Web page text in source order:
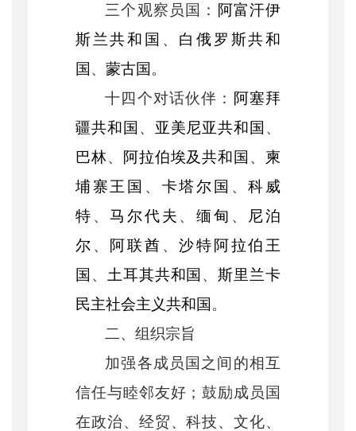
三个观察员国： 阿富汗伊
斯兰共和国 、 白俄罗斯共和
国 、 蒙古国 。
十四个对话伙伴： 阿塞拜
疆共和国 、 亚美尼亚共和国 、
巴林、 阿拉伯埃及共和国 、 柬
埔寨王国 、 卡塔尔国 、科威
特 、马尔代夫 、缅甸 、
尼泊
尔 、 阿联酋 、沙特阿拉伯王
国 、 土耳其共和国 、斯里兰卡
民主社会主义共和国 。
二、组织宗旨
加强各成员国之间的相互
信任与睦邻友好；鼓励成员国
在政治、经贸、科技、文化、